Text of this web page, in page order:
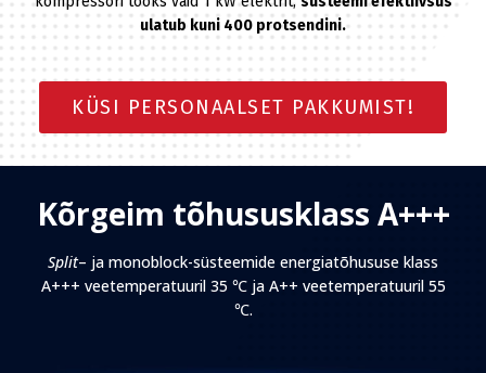
ulatub kuni 400 protsendini.
KÜSI PERSONAALSET PAKKUMIST!
Kõrgeim tõhususklass A+++
Split– ja monoblock-süsteemide energiatõhususe klass
A+++ veetemperatuuril 35 ℃ ja A++ veetemperatuuril 55
℃.